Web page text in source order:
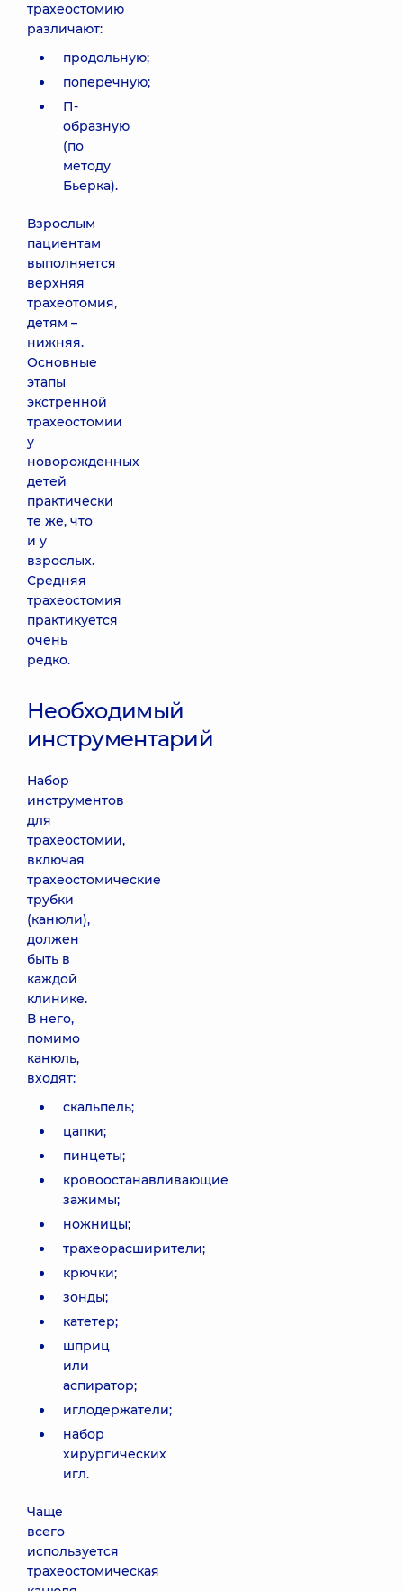
трахеостомию
различают:
продольную;
поперечную;
П-
образную
(по
методу
Бьерка).
Взрослым
пациентам
выполняется
верхняя
трахеотомия,
детям –
нижняя.
Основные
этапы
экстренной
трахеостомии
у
новорожденных
детей
практически
те же, что
и у
взрослых.
Средняя
трахеостомия
практикуется
очень
редко.
Необходимый
инструментарий
Набор
инструментов
для
трахеостомии,
включая
трахеостомические
трубки
(канюли),
должен
быть в
каждой
клинике.
В него,
помимо
канюль,
входят:
скальпель;
цапки;
пинцеты;
кровоостанавливающие
зажимы;
ножницы;
трахеорасширители;
крючки;
зонды;
катетер;
шприц
или
аспиратор;
иглодержатели;
набор
хирургических
игл.
Чаще
всего
используется
трахеостомическая